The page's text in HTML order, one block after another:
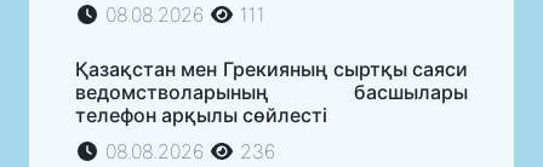
08.08.2026
111
Қазақстан мен Грекияның сыртқы саяси
ведомстволарының басшылары
телефон арқылы сөйлесті
08.08.2026
236